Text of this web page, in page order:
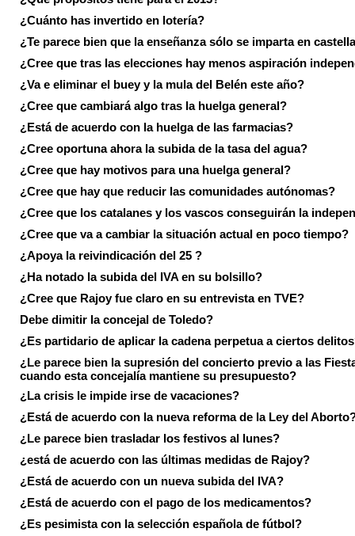
¿Cuánto has invertido en lotería?
¿Te parece bien que la enseñanza sólo se imparta en
¿Cree que tras las elecciones hay menos aspiración
¿Va e eliminar el buey y la mula del Belén este año?
¿Cree que cambiará algo tras la huelga general?
¿Está de acuerdo con la huelga de las farmacias?
¿Cree oportuna ahora la subida de la tasa del agua?
¿Cree que hay motivos para una huelga general?
¿Cree que hay que reducir las comunidades autónomas?
¿Cree que los catalanes y los vascos conseguirán la
¿Cree que va a cambiar la situación actual en poco tiempo?
¿Apoya la reivindicación del 25 ?
¿Ha notado la subida del IVA en su bolsillo?
¿Cree que Rajoy fue claro en su entrevista en TVE?
Debe dimitir la concejal de Toledo?
¿Es partidario de aplicar la cadena perpetua a ciertos
¿Le parece bien la supresión del concierto previo a las
cuando esta concejalía mantiene su presupuesto?
¿La crisis le impide irse de vacaciones?
¿Está de acuerdo con la nueva reforma de la Ley del
¿Le parece bien trasladar los festivos al lunes?
¿está de acuerdo con las últimas medidas de Rajoy?
¿Está de acuerdo con un nueva subida del IVA?
¿Está de acuerdo con el pago de los medicamentos?
¿Es pesimista con la selección española de fútbol?